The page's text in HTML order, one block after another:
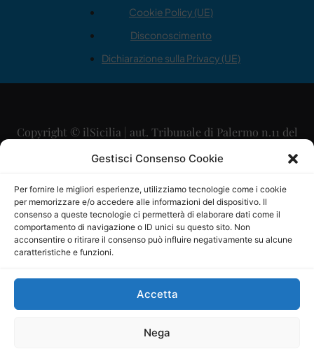
Gestisci Consenso Cookie
Per fornire le migliori esperienze, utilizziamo tecnologie come i cookie
per memorizzare e/o accedere alle informazioni del dispositivo. Il
consenso a queste tecnologie ci permetterà di elaborare dati come il
comportamento di navigazione o ID unici su questo sito. Non
acconsentire o ritirare il consenso può influire negativamente su alcune
caratteristiche e funzioni.
Accetta
Nega
Cookie Policy (UE)
Disconoscimento
Dichiarazione sulla Privacy (UE)
Copyright © ilSicilia | aut. Tribunale di Palermo n.11 del
29/09/2015
Direttore Editoriale: Maurizio Scaglione
Direttore Responsabile: Maria Calabrese
P.IVA: 06334930820
Mercurio Comunicazione Società Cooperativa a r.l. è
iscritta al Registro degli Operatori di Comunicazione al